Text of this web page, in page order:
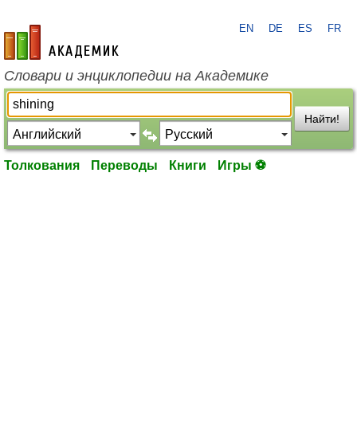
academic.ru
EN DE ES FR
Словари и энциклопедии на Академике
Найти!
Толкования Переводы Книги Игры ⚽